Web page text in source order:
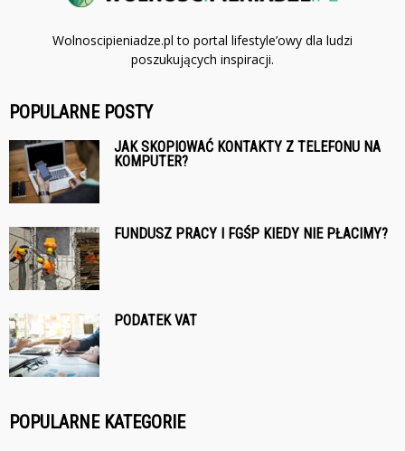
Wolnoscipieniadze.pl to portal lifestyle’owy dla ludzi
poszukujących inspiracji.
POPULARNE POSTY
JAK SKOPIOWAĆ KONTAKTY Z TELEFONU NA
KOMPUTER?
FUNDUSZ PRACY I FGŚP KIEDY NIE PŁACIMY?
PODATEK VAT
POPULARNE KATEGORIE